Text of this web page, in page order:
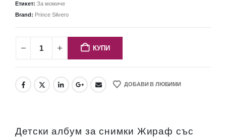
Етикет: За момиче
Brand: Prince Silvero
КУПИ
ДОБАВИ В ЛЮБИМИ
Детски албум за снимки Жираф със